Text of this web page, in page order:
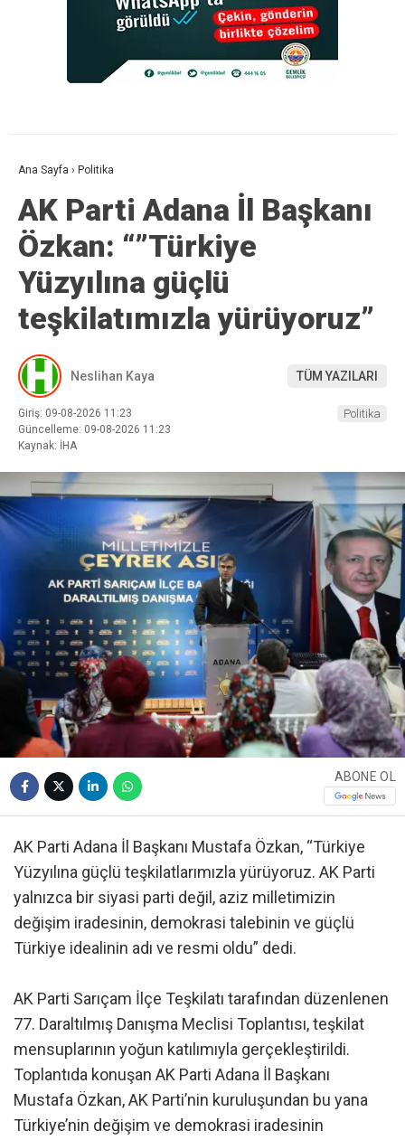
Ana Sayfa › Politika
AK Parti Adana İl Başkanı
Özkan: “”Türkiye
Yüzyılına güçlü
teşkilatımızla yürüyoruz”
Neslihan Kaya TÜM YAZILARI
Giriş: 09-08-2026 11:23
Güncelleme: 09-08-2026 11:23
Kaynak: İHA
Politika
ABONE OL
AK Parti Adana İl Başkanı Mustafa Özkan, “Türkiye
Yüzyılına güçlü teşkilatlarımızla yürüyoruz. AK Parti
yalnızca bir siyasi parti değil, aziz milletimizin
değişim iradesinin, demokrasi talebinin ve güçlü
Türkiye idealinin adı ve resmi oldu” dedi.
AK Parti Sarıçam İlçe Teşkilatı tarafından düzenlenen
77. Daraltılmış Danışma Meclisi Toplantısı, teşkilat
mensuplarının yoğun katılımıyla gerçekleştirildi.
Toplantıda konuşan AK Parti Adana İl Başkanı
Mustafa Özkan, AK Parti’nin kuruluşundan bu yana
Türkiye’nin değişim ve demokrasi iradesinin